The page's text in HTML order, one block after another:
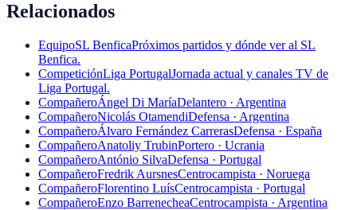
Relacionados
EquipoSL BenficaPróximos partidos y dónde ver al SL
Benfica.
CompeticiónLiga PortugalJornada actual y canales TV de
Liga Portugal.
CompañeroÁngel Di MaríaDelantero · Argentina
CompañeroNicolás OtamendiDefensa · Argentina
CompañeroÁlvaro Fernández CarrerasDefensa · España
CompañeroAnatoliy TrubinPortero · Ucrania
CompañeroAntónio SilvaDefensa · Portugal
CompañeroFredrik AursnesCentrocampista · Noruega
CompañeroFlorentino LuísCentrocampista · Portugal
CompañeroEnzo BarrenecheaCentrocampista · Argentina